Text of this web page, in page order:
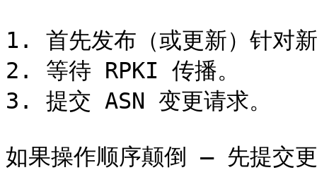
1. 首先发布（或更新）针对
2. 等待 RPKI 传播。
3. 提交 ASN 变更请求。
如果操作顺序颠倒 — 先提交